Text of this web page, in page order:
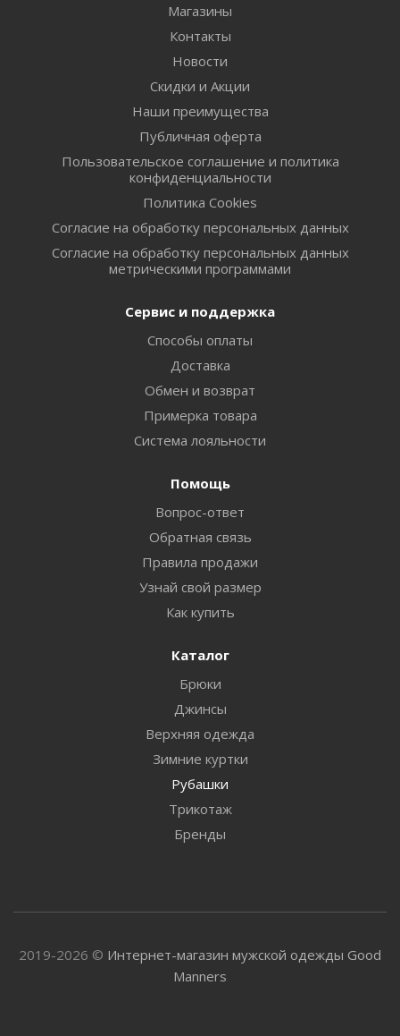
Магазины
Контакты
Новости
Скидки и Акции
Наши преимущества
Публичная оферта
Пользовательское соглашение и политика
конфиденциальности
Политика Cookies
Согласие на обработку персональных данных
Согласие на обработку персональных данных
метрическими программами
Сервис и поддержка
Способы оплаты
Доставка
Обмен и возврат
Примерка товара
Система лояльности
Помощь
Вопрос-ответ
Обратная связь
Правила продажи
Узнай свой размер
Как купить
Каталог
Брюки
Джинсы
Верхняя одежда
Зимние куртки
Рубашки
Трикотаж
Бренды
2019-2026 © Интернет-магазин мужской одежды Good
Manners